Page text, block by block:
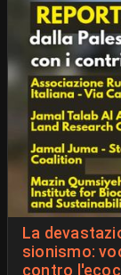
La
sionismo:
contro